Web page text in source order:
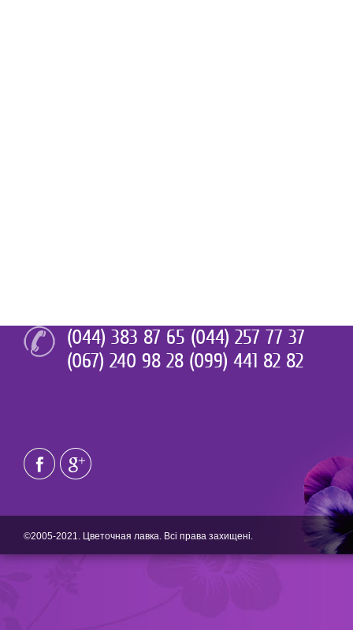
(044) 383 87 65 (044) 257 77 37
(067) 240 98 28 (099) 441 82 82
©2005-2021. Цветочная лавка. Всі права захищені.